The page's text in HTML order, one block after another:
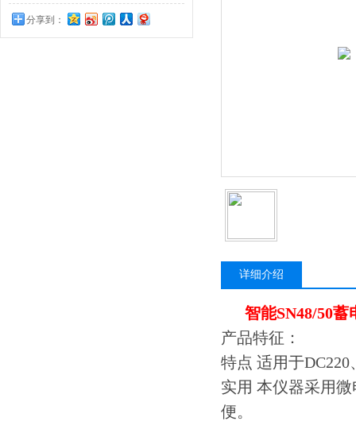
分享到：
0
详细介绍
智能SN48/50
产品特征：
特点 适用于DC220
实用 本仪器采用
便。